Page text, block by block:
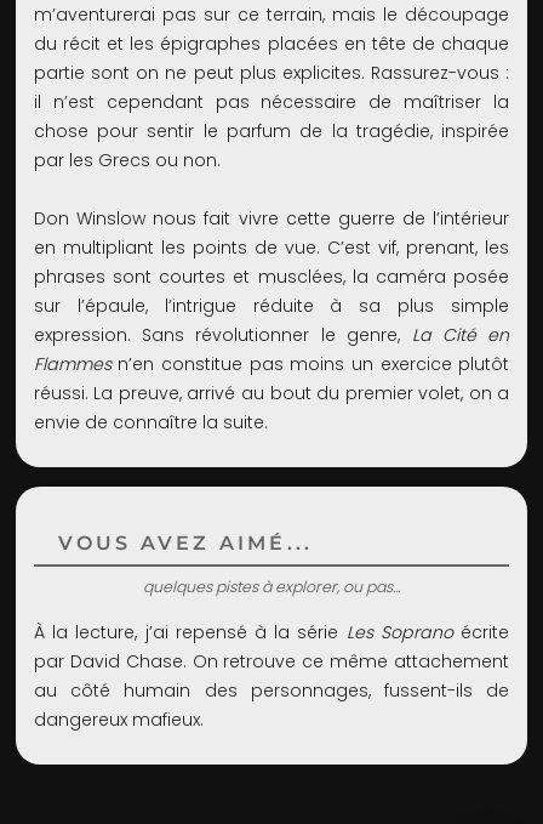
m’aventurerai pas sur ce terrain, mais le découpage
du récit et les épigraphes placées en tête de chaque
partie sont on ne peut plus explicites. Rassurez-vous :
il n’est cependant pas nécessaire de maîtriser la
chose pour sentir le parfum de la tragédie, inspirée
par les Grecs ou non.
Don Winslow nous fait vivre cette guerre de l’intérieur
en multipliant les points de vue. C’est vif, prenant, les
phrases sont courtes et musclées, la caméra posée
sur l’épaule, l’intrigue réduite à sa plus simple
expression. Sans révolutionner le genre, La Cité en
Flammesn’en constitue pas moins un exercice plutôt
réussi. La preuve, arrivé au bout du premier volet, on a
envie de connaître la suite.
VOUS AVEZ AIMÉ...
quelques pistes à explorer, ou pas...
À la lecture, j’ai repensé à la série Les Sopranoécrite
par David Chase. On retrouve ce même attachement
au côté humain des personnages, fussent-ils de
dangereux mafieux.